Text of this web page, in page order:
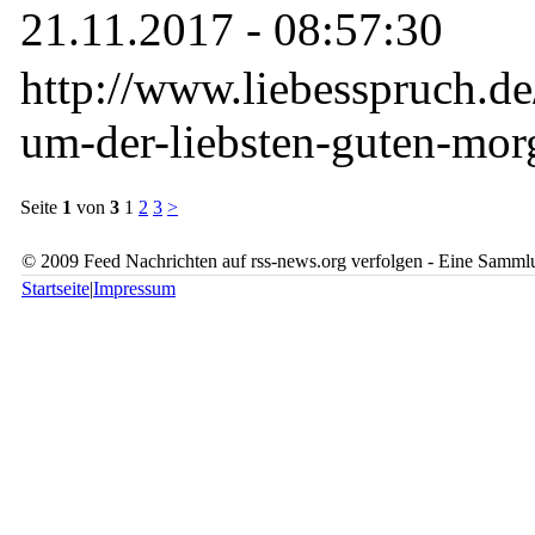
21.11.2017 - 08:57:30
http://
um-der-liebsten-guten-
Seite 1 von 3 1 2 3 >
© 2009 Feed Nachrichten auf rss-news.org verfolgen - Eine
Startseite|Impressum